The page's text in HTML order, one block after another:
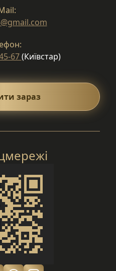
67(Київстар)
зараз